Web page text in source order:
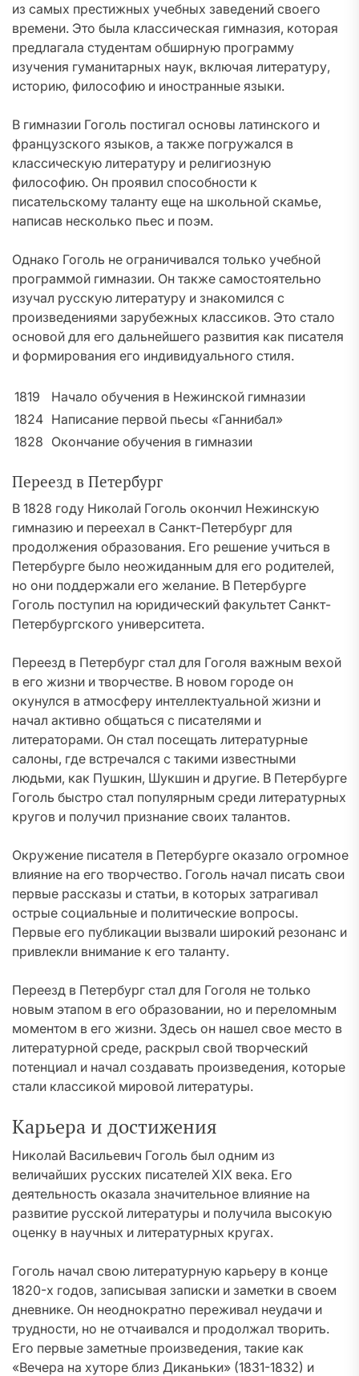
из самых престижных учебных заведений своего
времени. Это была классическая гимназия, которая
предлагала студентам обширную программу
изучения гуманитарных наук, включая литературу,
историю, философию и иностранные языки.
В гимназии Гоголь постигал основы латинского и
французского языков, а также погружался в
классическую литературу и религиозную
философию. Он проявил способности к
писательскому таланту еще на школьной скамье,
написав несколько пьес и поэм.
Однако Гоголь не ограничивался только учебной
программой гимназии. Он также самостоятельно
изучал русскую литературу и знакомился с
произведениями зарубежных классиков. Это стало
основой для его дальнейшего развития как писателя
и формирования его индивидуального стиля.
1819
Начало обучения в Нежинской гимназии
1824 Написание первой пьесы «Ганнибал»
1828 Окончание обучения в гимназии
Переезд в Петербург
В 1828 году Николай Гоголь окончил Нежинскую
гимназию и переехал в Санкт-Петербург для
продолжения образования. Его решение учиться в
Петербурге было неожиданным для его родителей,
но они поддержали его желание. В Петербурге
Гоголь поступил на юридический факультет Санкт-
Петербургского университета.
Переезд в Петербург стал для Гоголя важным вехой
в его жизни и творчестве. В новом городе он
окунулся в атмосферу интеллектуальной жизни и
начал активно общаться с писателями и
литераторами. Он стал посещать литературные
салоны, где встречался с такими известными
людьми, как Пушкин, Шукшин и другие. В Петербурге
Гоголь быстро стал популярным среди литературных
кругов и получил признание своих талантов.
Окружение писателя в Петербурге оказало огромное
влияние на его творчество. Гоголь начал писать свои
первые рассказы и статьи, в которых затрагивал
острые социальные и политические вопросы.
Первые его публикации вызвали широкий резонанс и
привлекли внимание к его таланту.
Переезд в Петербург стал для Гоголя не только
новым этапом в его образовании, но и переломным
моментом в его жизни. Здесь он нашел свое место в
литературной среде, раскрыл свой творческий
потенциал и начал создавать произведения, которые
стали классикой мировой литературы.
Карьера и достижения
Николай Васильевич Гоголь был одним из
величайших русских писателей XIX века. Его
деятельность оказала значительное влияние на
развитие русской литературы и получила высокую
оценку в научных и литературных кругах.
Гоголь начал свою литературную карьеру в конце
1820-х годов, записывая записки и заметки в своем
дневнике. Он неоднократно переживал неудачи и
трудности, но не отчаивался и продолжал творить.
Его первые заметные произведения, такие как
«Вечера на хуторе близ Диканьки» (1831-1832) и